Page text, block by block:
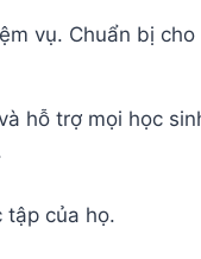
vụ. Chuẩn bị
hỗ trợ mọi học
tập của họ.